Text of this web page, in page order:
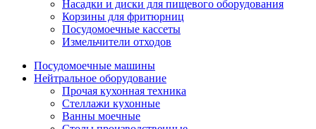
Насадки и диски для пищевого оборудования
Корзины для фритюрниц
Посудомоечные кассеты
Измельчители отходов
Посудомоечные машины
Нейтральное оборудование
Прочая кухонная техника
Стеллажи кухонные
Ванны моечные